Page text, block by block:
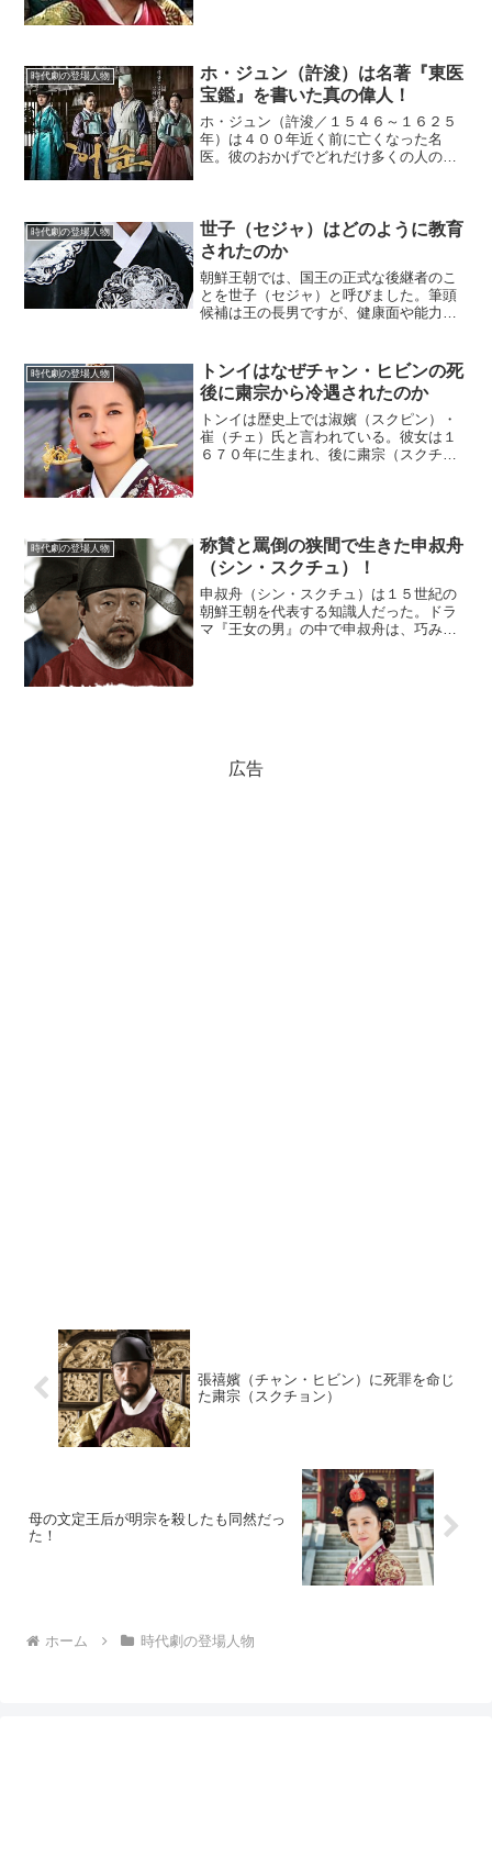
時代劇の登場人物
ホ・ジュン（許浚）は名著『東医
宝鑑』を書いた真の偉人！
ホ・ジュン（許浚／１５４６～１６２５
年）は４００年近く前に亡くなった名
医。彼のおかげでどれだけ多くの人の命
あった。(adsbygo...
時代劇の登場人物
世子（セジャ）はどのように教育
されたのか
朝鮮王朝では、国王の正式な後継者のこ
とを世子（セジャ）と呼びました。筆頭
候補は王の長男ですが、健康面や能力を
王は春の吉日を選んで世継ぎを決めまし
た。(adsbygoog...
時代劇の登場人物
トンイはなぜチャン・ヒビンの死
後に粛宗から冷遇されたのか
トンイは歴史上では淑嬪（スクピン）・
崔（チェ）氏と言われている。彼女は１
６７０年に生まれ、後に粛宗（スクチョ
時代劇の登場人物
称賛と罵倒の狭間で生きた申叔舟
（シン・スクチュ）！
申叔舟（シン・スクチュ）は１５世紀の
朝鮮王朝を代表する知識人だった。ドラ
マ『王女の男』の中で申叔舟は、巧みな
広告
張禧嬪（チャン・ヒビン）に死罪を命じ
た粛宗（スクチョン）
母の文定王后が明宗を殺したも同然だっ
た！
ホーム 時代劇の登場人物